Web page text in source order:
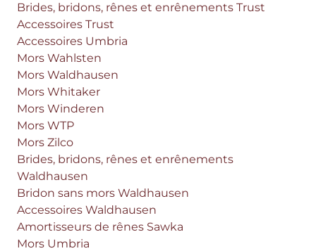
Brides, bridons, rênes et enrênements Trust
Accessoires Trust
Accessoires Umbria
Mors Wahlsten
Mors Waldhausen
Mors Whitaker
Mors Winderen
Mors WTP
Mors Zilco
Brides, bridons, rênes et enrênements
Waldhausen
Bridon sans mors Waldhausen
Accessoires Waldhausen
Amortisseurs de rênes Sawka
Mors Umbria